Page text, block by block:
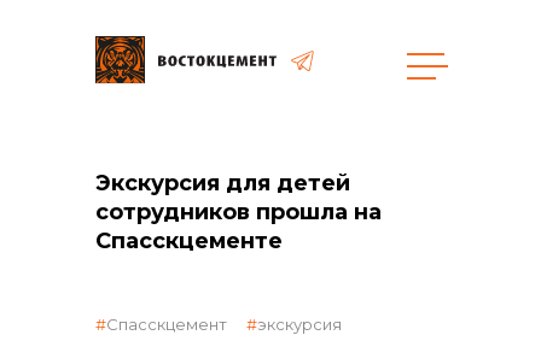
Закупки
общая информация
Экскурсия для детей
сотрудников прошла на
Спасскцементе
Спасскцемент экскурсия